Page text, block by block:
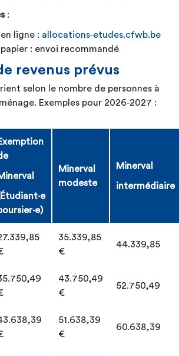
:
ligne : allocations‑etudes.cfwb.be
: envoi recommandé
revenus prévus
selon le nombre de personnes à
Exemples pour 2026‑2027 :
Minerval
modeste
Minerval
intermédiaire
35.339,85
€
44.339,85
43.750,49
€
52.750,49
51.638,39
€
60.638,39